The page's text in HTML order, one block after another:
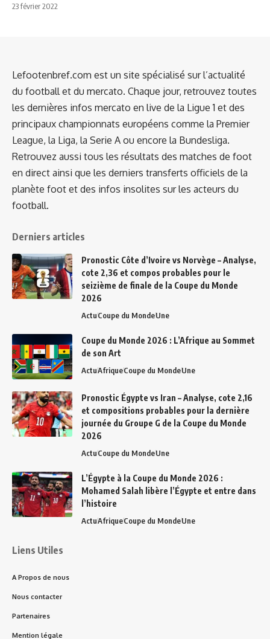
23 février 2022
Lefootenbref.com est un site spécialisé sur l’actualité
du football et du mercato. Chaque jour, retrouvez toutes
les dernières infos mercato en live de la Ligue 1 et des
principaux championnats européens comme la Premier
League, la Liga, la Serie A ou encore la Bundesliga.
Retrouvez aussi tous les résultats des matches de foot
en direct ainsi que les derniers transferts officiels de la
planète foot et des infos insolites sur les acteurs du
football.
Derniers articles
Pronostic Côte d’Ivoire vs Norvège – Analyse,
cote 2,36 et compos probables pour le
seizième de finale de la Coupe du Monde
2026
ActuCoupe du MondeUne
Coupe du Monde 2026 : L’Afrique au Sommet
de son Art
ActuAfriqueCoupe du MondeUne
Pronostic Égypte vs Iran – Analyse, cote 2,16
et compositions probables pour la dernière
journée du Groupe G de la Coupe du Monde
2026
ActuCoupe du MondeUne
L’Égypte à la Coupe du Monde 2026 :
Mohamed Salah libère l’Égypte et entre dans
l’histoire
ActuAfriqueCoupe du MondeUne
Liens Utiles
A Propos de nous
Nous contacter
Partenaires
Mention légale